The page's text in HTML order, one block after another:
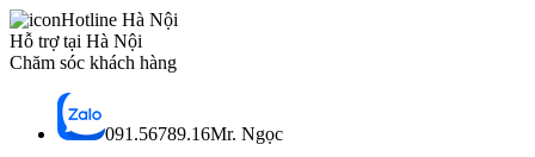
Hotline Hà Nội
Hỗ trợ tại Hà Nội
Chăm sóc khách hàng
091.56789.16Mr. Ngọc